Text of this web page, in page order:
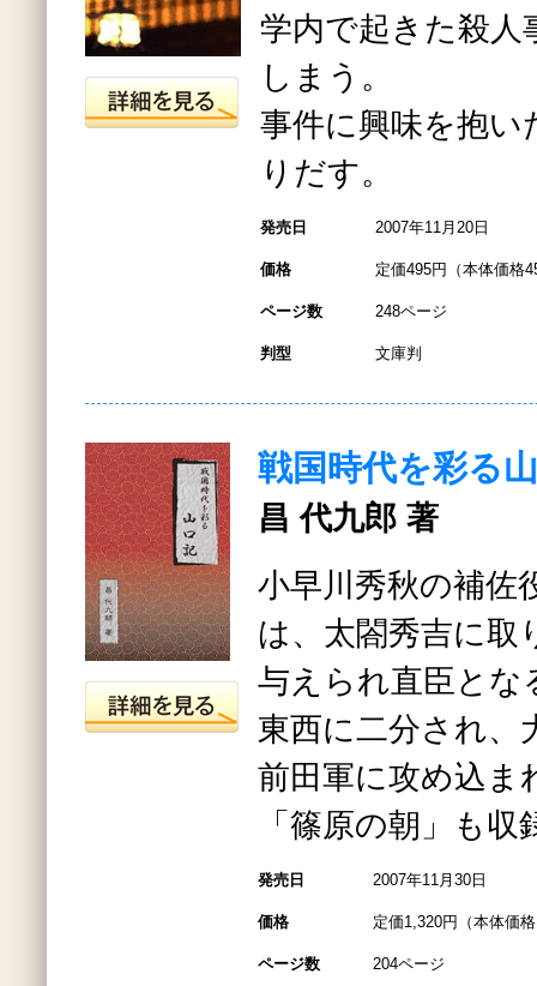
学内で起きた殺人
しまう。
事件に興味を抱い
りだす。
発売日 2007年11月20日
価格 定価495円（本体価格
ページ数 248ページ
判型 文庫判
戦国時代を彩る
昌 代九郎 著
小早川秀秋の補佐
は、太閤秀吉に取
与えられ直臣とな
東西に二分され、
前田軍に攻め込
「篠原の朝」も収
発売日 2007年11月30日
価格 定価1,320円（本体価
ページ数 204ページ